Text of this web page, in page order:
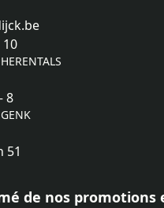
10
8
51
de nos promotions